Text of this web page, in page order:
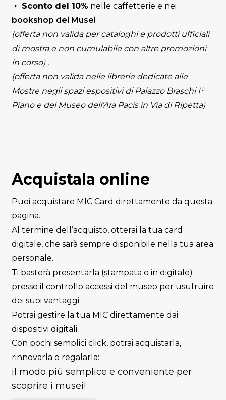
Sconto del 10% nelle caffetterie e nei
bookshop dei Musei
(offerta non valida per cataloghi e prodotti ufficiali
di mostra e non cumulabile con altre promozioni
in corso) .
(offerta non valida nelle librerie dedicate alle
Mostre negli spazi espositivi di Palazzo Braschi I°
Piano e del Museo dell’Ara Pacis in Via di Ripetta)
Acquistala online
Puoi acquistare MIC Card direttamente da questa
pagina.
Al termine dell’acquisto, otterai la tua card
digitale, che sarà sempre disponibile nella tua area
personale.
Ti basterà presentarla (stampata o in digitale)
presso il controllo accessi del museo per usufruire
dei suoi vantaggi.
Potrai gestire la tua MIC direttamente dai
dispositivi digitali.
Con pochi semplici click, potrai acquistarla,
rinnovarla o regalarla:
il modo più semplice e conveniente per
scoprire i musei!